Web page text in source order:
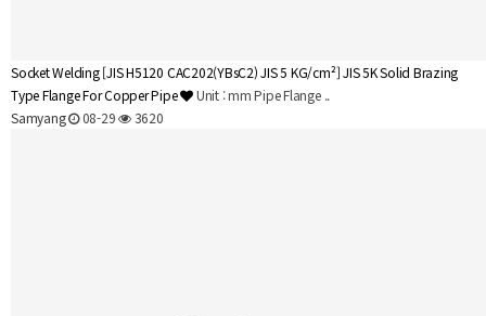
Socket Welding[JIS H5120 CAC202(YBsC2) JIS 5 KG/cm²] JIS 5K Solid Brazing
Type Flange For Copper Pipe
Unit : mm Pipe Flange ..
Samyang
08-29 3620